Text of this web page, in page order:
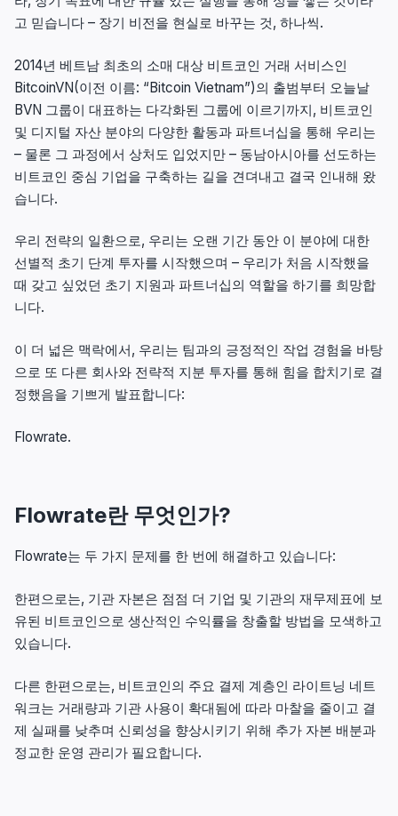
고 믿습니다 – 장기 비전을 현실로 바꾸는 것, 하나씩.
2014년 베트남 최초의 소매 대상 비트코인 거래 서비스인
BitcoinVN(이전 이름: “Bitcoin Vietnam”)의 출범부터 오늘날
BVN 그룹이 대표하는 다각화된 그룹에 이르기까지, 비트코인
및 디지털 자산 분야의 다양한 활동과 파트너십을 통해 우리는
– 물론 그 과정에서 상처도 입었지만 – 동남아시아를 선도하는
비트코인 중심 기업을 구축하는 길을 견뎌내고 결국 인내해 왔
습니다.
우리 전략의 일환으로, 우리는 오랜 기간 동안 이 분야에 대한
선별적 초기 단계 투자를 시작했으며 – 우리가 처음 시작했을
때 갖고 싶었던 초기 지원과 파트너십의 역할을 하기를 희망합
니다.
이 더 넓은 맥락에서, 우리는 팀과의 긍정적인 작업 경험을 바탕
으로 또 다른 회사와 전략적 지분 투자를 통해 힘을 합치기로 결
정했음을 기쁘게 발표합니다:
Flowrate.
Flowrate란 무엇인가?
Flowrate는 두 가지 문제를 한 번에 해결하고 있습니다:
한편으로는, 기관 자본은 점점 더 기업 및 기관의 재무제표에 보
유된 비트코인으로 생산적인 수익률을 창출할 방법을 모색하고
있습니다.
다른 한편으로는, 비트코인의 주요 결제 계층인 라이트닝 네트
워크는 거래량과 기관 사용이 확대됨에 따라 마찰을 줄이고 결
제 실패를 낮추며 신뢰성을 향상시키기 위해 추가 자본 배분과
정교한 운영 관리가 필요합니다.